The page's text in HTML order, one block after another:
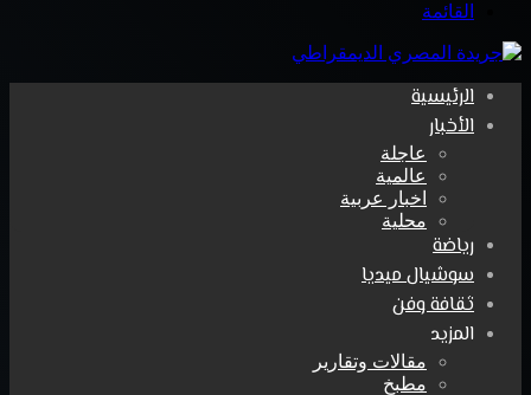
القائمة
الرئيسية
الأخبار
عاجلة
عالمية
اخبار عربية
محلية
رياضة
سوشيال ميديا
ثقافة وفن
المزيد
مقالات وتقارير
مطبخ